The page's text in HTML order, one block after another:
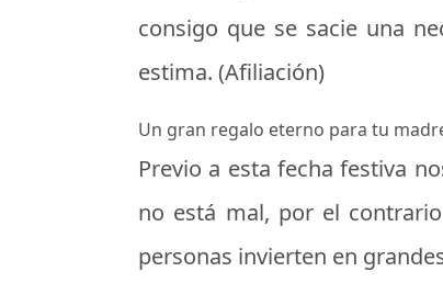
consigo que se sacie una
estima. (Afiliación)
Un gran regalo eterno para tu
Previo a esta fecha festiva
no está mal, por el
personas invierten en